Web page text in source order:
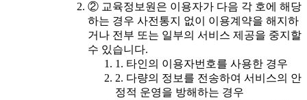
② 교육정보원은 이용자가 다음 각 호에 해당
하는 경우 사전통지 없이 이용계약을 해지하
거나 전부 또는 일부의 서비스 제공을 중지할
수 있습니다.
1. 타인의 이용자번호를 사용한 경우
2. 다량의 정보를 전송하여 서비스의 안
정적 운영을 방해하는 경우